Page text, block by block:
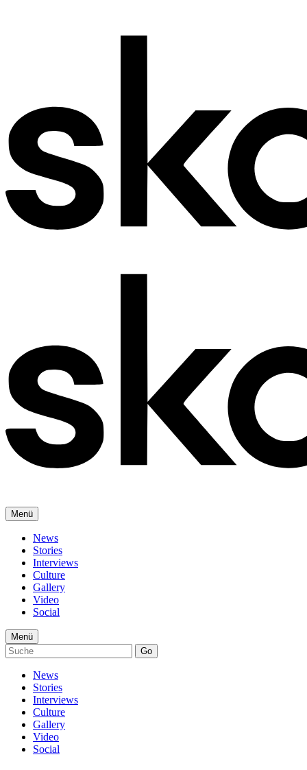
Menü
News
Stories
Interviews
Culture
Gallery
Video
Social
Menü
Go
News
Stories
Interviews
Culture
Gallery
Video
Social